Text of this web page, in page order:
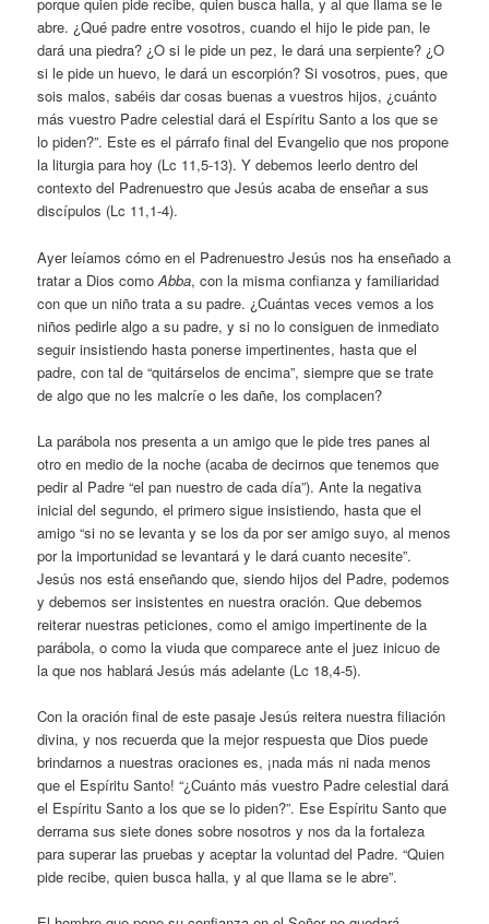
porque quien pide recibe, quien busca halla, y al que llama se le
abre. ¿Qué padre entre vosotros, cuando el hijo le pide pan, le
dará una piedra? ¿O si le pide un pez, le dará una serpiente? ¿O
si le pide un huevo, le dará un escorpión? Si vosotros, pues, que
sois malos, sabéis dar cosas buenas a vuestros hijos, ¿cuánto
más vuestro Padre celestial dará el Espíritu Santo a los que se
lo piden?”. Este es el párrafo final del Evangelio que nos propone
la liturgia para hoy (Lc 11,5-13). Y debemos leerlo dentro del
contexto del Padrenuestro que Jesús acaba de enseñar a sus
discípulos (Lc 11,1-4).
Ayer leíamos cómo en el Padrenuestro Jesús nos ha enseñado a
tratar a Dios comoAbba, con la misma confianza y familiaridad
con que un niño trata a su padre. ¿Cuántas veces vemos a los
niños pedirle algo a su padre, y si no lo consiguen de inmediato
seguir insistiendo hasta ponerse impertinentes, hasta que el
padre, con tal de “quitárselos de encima”, siempre que se trate
de algo que no les malcríe o les dañe, los complacen?
La parábola nos presenta a un amigo que le pide tres panes al
otro en medio de la noche (acaba de decirnos que tenemos que
pedir al Padre “el pan nuestro de cada día”). Ante la negativa
inicial del segundo, el primero sigue insistiendo, hasta que el
amigo “si no se levanta y se los da por ser amigo suyo, al menos
por la importunidad se levantará y le dará cuanto necesite”.
Jesús nos está enseñando que, siendo hijos del Padre, podemos
y debemos ser insistentes en nuestra oración. Que debemos
reiterar nuestras peticiones, como el amigo impertinente de la
parábola, o como la viuda que comparece ante el juez inicuo de
la que nos hablará Jesús más adelante (Lc 18,4-5).
Con la oración final de este pasaje Jesús reitera nuestra filiación
divina, y nos recuerda que la mejor respuesta que Dios puede
brindarnos a nuestras oraciones es, ¡nada más ni nada menos
que el Espíritu Santo! “¿Cuánto más vuestro Padre celestial dará
el Espíritu Santo a los que se lo piden?”. Ese Espíritu Santo que
derrama sus siete dones sobre nosotros y nos da la fortaleza
para superar las pruebas y aceptar la voluntad del Padre. “Quien
pide recibe, quien busca halla, y al que llama se le abre”.